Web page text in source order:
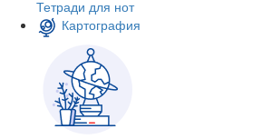
Тетради для нот
Картография